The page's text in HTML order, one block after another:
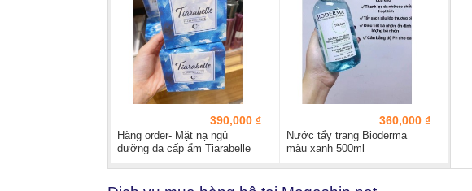
390,000 ₫
Hàng order- Mặt nạ ngủ
dưỡng da cấp ẩm Tiarabelle
360,000 ₫
Nước tẩy trang Bioderma
màu xanh 500ml